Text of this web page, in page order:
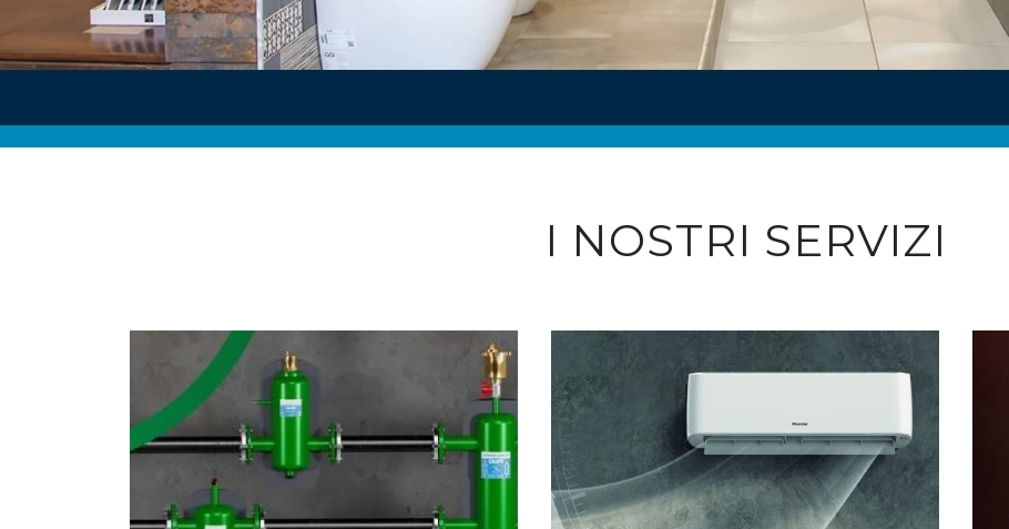
I NOSTRI SERVIZI